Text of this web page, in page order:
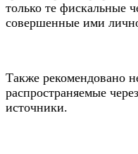
только те фискальные
совершенные ими
Также рекомендовано
распространяемые
источники.